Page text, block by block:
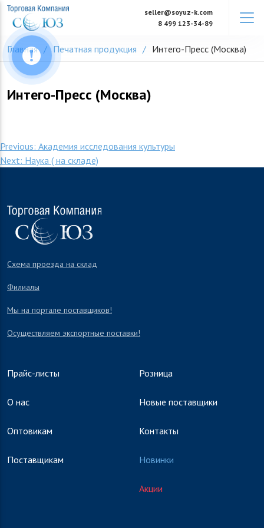
Skip
content
seller@soyuz-k.com
8 499 123-34-89
Главная Печатная продукция Интего-Пресс (Москва)
Интего-Пресс (Москва)
Навигация
по
Previous: Академия исследования культуры
Next: Наука ( на складе)
Схема проезда на склад
Филиалы
Мы на портале поставщиков!
Осуществляем экспортные поставки!
Прайс-листы
О нас
Оптовикам
Поставщикам
Розница
Новые поставщики
Контакты
Новинки
Акции